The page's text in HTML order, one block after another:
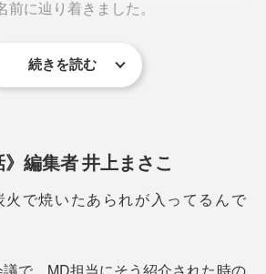
が生んだ、いっぷくだったのです。
に辿り着きました。
続きを読む
》編集者 井上まさこ
火で焼いたあられが入ってるんで